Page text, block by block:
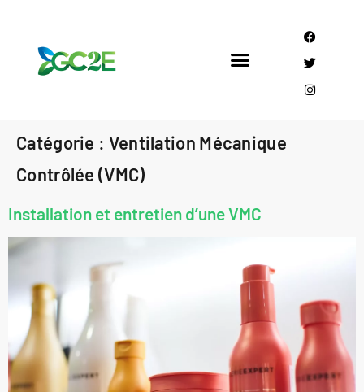
Catégorie : Ventilation Mécanique
Contrôlée (VMC)
Installation et entretien d’une VMC